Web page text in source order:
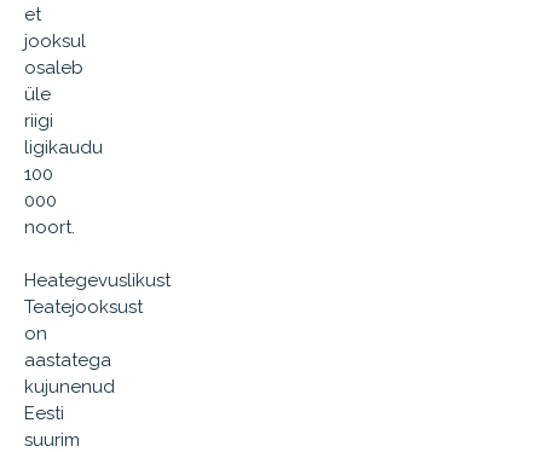
et
jooksul
osaleb
üle
riigi
ligikaudu
100
000
noort.
Heategevuslikust
Teatejooksust
on
aastatega
kujunenud
Eesti
suurim